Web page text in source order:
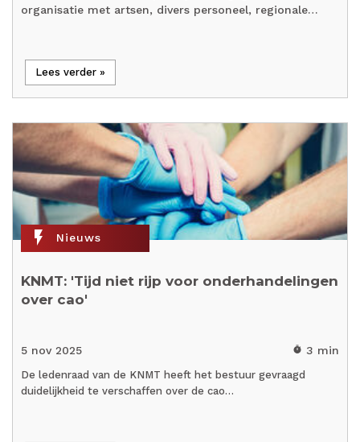
organisatie met artsen, divers personeel, regionale…
Lees verder »
flash_on Nieuws
KNMT: 'Tijd niet rijp voor onderhandelingen
over cao'
5 nov 2025 timer 3 min
De ledenraad van de KNMT heeft het bestuur gevraagd
duidelijkheid te verschaffen over de cao…